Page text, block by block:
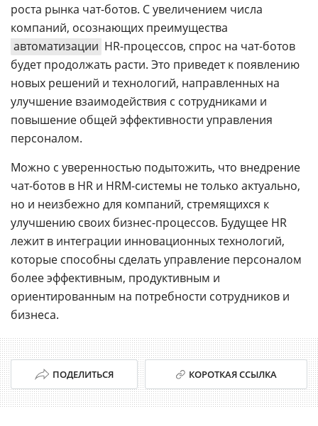
роста рынка чат-ботов. С увеличением числа
компаний, осознающих преимущества
автоматизации HR-процессов, спрос на чат-ботов
будет продолжать расти. Это приведет к появлению
новых решений и технологий, направленных на
улучшение взаимодействия с сотрудниками и
повышение общей эффективности управления
персоналом.
Можно с уверенностью подытожить, что внедрение
чат-ботов в HR и HRM-системы не только актуально,
но и неизбежно для компаний, стремящихся к
улучшению своих бизнес-процессов. Будущее HR
лежит в интеграции инновационных технологий,
которые способны сделать управление персоналом
более эффективным, продуктивным и
ориентированным на потребности сотрудников и
бизнеса.
ПОДЕЛИТЬСЯ КОРОТКАЯ ССЫЛКА